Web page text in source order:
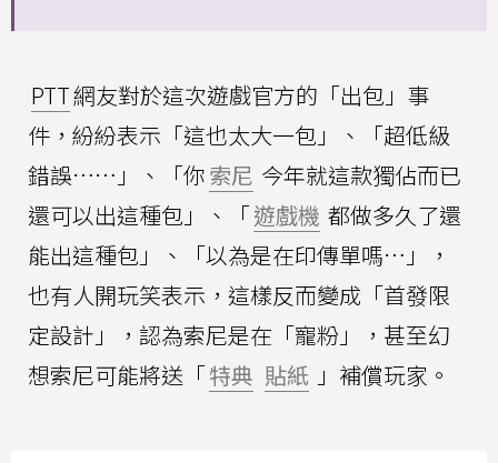
PTT網友對於這次遊戲官方的「出包」事
件，紛紛表示「這也太大一包」、「超低級
錯誤……」、「你索尼 今年就這款獨佔而已
還可以出這種包」、「遊戲機 都做多久了還
能出這種包」、「以為是在印傳單嗎…」，
也有人開玩笑表示，這樣反而變成「首發限
定設計」，認為索尼是在「寵粉」，甚至幻
想索尼可能將送「特典 貼紙 」補償玩家。